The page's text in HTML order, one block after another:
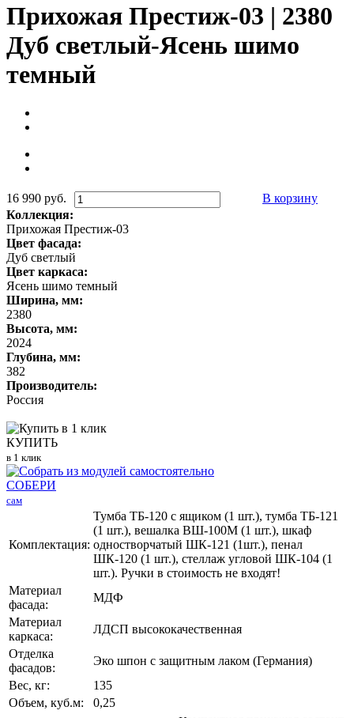
Прихожая Престиж-03 | 2380
Дуб светлый-Ясень шимо
темный
16 990 руб.
В корзину
Коллекция:
Прихожая Престиж-03
Цвет фасада:
Дуб светлый
Цвет каркаса:
Ясень шимо темный
Ширина, мм:
2380
Высота, мм:
2024
Глубина, мм:
382
Производитель:
Россия
КУПИТЬ
в 1 клик
СОБЕРИ
сам
Комплектация:
Тумба ТБ-120 с ящиком (1 шт.), тумба ТБ-121
(1 шт.), вешалка ВШ-100М (1 шт.), шкаф
одностворчатый ШК-121 (1шт.), пенал
ШК-120 (1 шт.), стеллаж угловой ШК-104 (1
шт.). Ручки в стоимость не входят!
Материал
фасада:
МДФ
Материал
каркаса:
ЛДСП высококачественная
Отделка
фасадов:
Эко шпон с защитным лаком (Германия)
Вес, кг:
135
Объем, куб.м:
0,25